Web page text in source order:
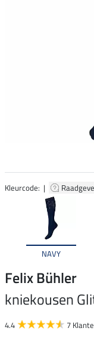
Kleurcode: |
NAVY
Felix Bühler
kniekousen
4.4 7